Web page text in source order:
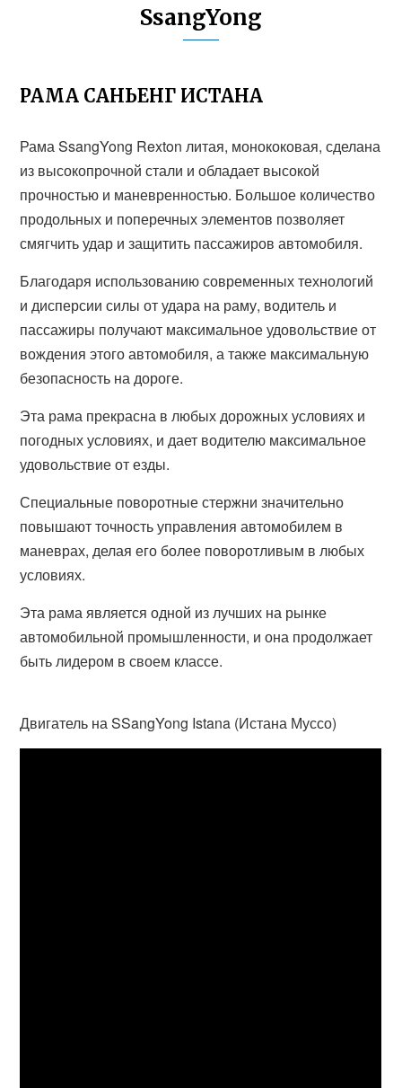
SsangYong
РАМА САНЬЕНГ ИСТАНА
Рама SsangYong Rexton литая, монококовая, сделана
из высокопрочной стали и обладает высокой
прочностью и маневренностью. Большое количество
продольных и поперечных элементов позволяет
смягчить удар и защитить пассажиров автомобиля.
Благодаря использованию современных технологий
и дисперсии силы от удара на раму, водитель и
пассажиры получают максимальное удовольствие от
вождения этого автомобиля, а также максимальную
безопасность на дороге.
Эта рама прекрасна в любых дорожных условиях и
погодных условиях, и дает водителю максимальное
удовольствие от езды.
Специальные поворотные стержни значительно
повышают точность управления автомобилем в
маневрах, делая его более поворотливым в любых
условиях.
Эта рама является одной из лучших на рынке
автомобильной промышленности, и она продолжает
быть лидером в своем классе.
Двигатель на SSangYong Istana (Истана Муссо)